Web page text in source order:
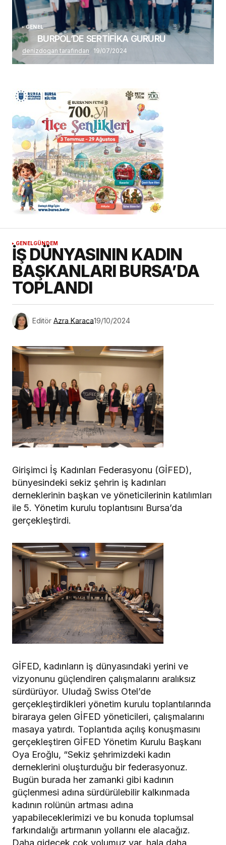
GENEL
BURPOL’DE SERTİFİKA GURURU
denizdogan tarafından 19/07/2024
GENELGÜNDEM
İŞ DÜNYASININ KADIN
BAŞKANLARI BURSA’DA
TOPLANDI
Editör Azra Karaca19/10/2024
Girişimci İş Kadınları Federasyonu (GİFED),
bünyesindeki sekiz şehrin iş kadınları
derneklerinin başkan ve yöneticilerinin katılımları
ile 5. Yönetim kurulu toplantısını Bursa’da
gerçekleştirdi.
GİFED, kadınların iş dünyasındaki yerini ve
vizyonunu güçlendiren çalışmalarını aralıksız
sürdürüyor. Uludağ Swiss Otel’de
gerçekleştirdikleri yönetim kurulu toplantılarında
biraraya gelen GİFED yöneticileri, çalışmalarını
masaya yatırdı. Toplantıda açılış konuşmasını
gerçekleştiren GİFED Yönetim Kurulu Başkanı
Oya Eroğlu, “Sekiz şehrimizdeki kadın
derneklerini oluşturduğu bir federasyonuz.
Bugün burada her zamanki gibi kadının
güçlenmesi adına sürdürülebilir kalkınmada
kadının rolünün artması adına
yapabileceklerimizi ve bu konuda toplumsal
farkındalığı artırmanın yollarını ele alacağız.
Daha gidecek çok yolumuz var, hala daha